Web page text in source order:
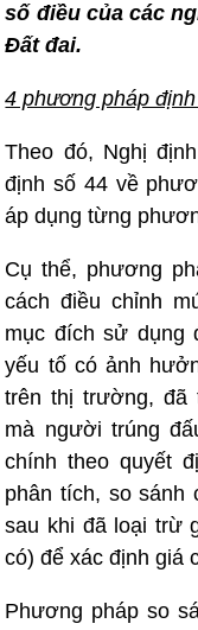
số điều của các
Đất đai.
4 phương pháp
Theo đó, Nghị
định số 44 về
áp dụng từng
Cụ thể, phương
cách điều chỉnh
mục đích sử dụng
yếu tố có ảnh
trên thị trường, đã
mà người trúng
chính theo quyết
phân tích, so sánh
sau khi đã loại trừ
có) để xác định giá
Phương pháp so